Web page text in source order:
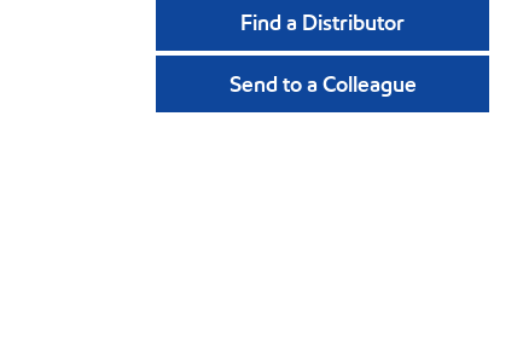
Find a Distributor
Send to a Colleague